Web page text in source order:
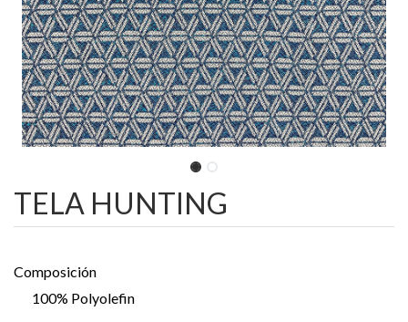
TELA HUNTING
Composición
100% Polyolefin